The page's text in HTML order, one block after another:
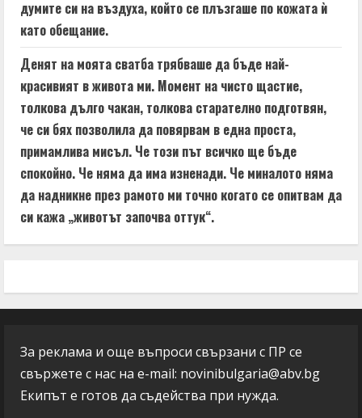
думите си на въздуха, който се плъзгаше по кожата ѝ
като обещание.
Денят на моята сватба трябваше да бъде най-
красивият в живота ми. Момент на чисто щастие,
толкова дълго чакан, толкова старателно подготвян,
че си бях позволила да повярвам в една проста,
примамлива мисъл. Че този път всичко ще бъде
спокойно. Че няма да има изненади. Че миналото няма
да надникне през рамото ми точно когато се опитвам да
си кажа „животът започва оттук“.
За реклама и още въпроси свързани с ПР се
свържете с нас на e-mail: novinibulgaria@abv.bg
Екипът е готов да съдейства при нужда.